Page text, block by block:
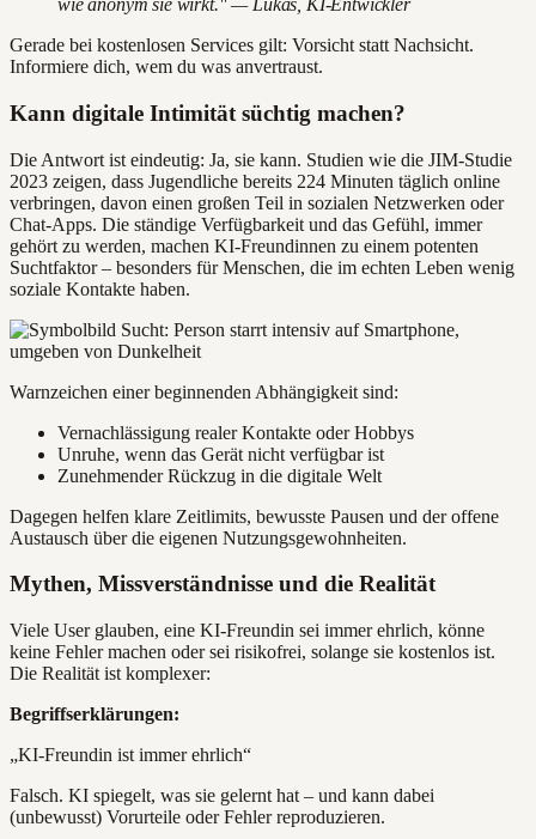
wie anonym sie wirkt." — Lukas, KI-Entwickler
Gerade bei kostenlosen Services gilt: Vorsicht statt Nachsicht.
Informiere dich, wem du was anvertraust.
Kann digitale Intimität süchtig machen?
Die Antwort ist eindeutig: Ja, sie kann. Studien wie die JIM-Studie
2023 zeigen, dass Jugendliche bereits 224 Minuten täglich online
verbringen, davon einen großen Teil in sozialen Netzwerken oder
Chat-Apps. Die ständige Verfügbarkeit und das Gefühl, immer
gehört zu werden, machen KI-Freundinnen zu einem potenten
Suchtfaktor – besonders für Menschen, die im echten Leben wenig
soziale Kontakte haben.
Warnzeichen einer beginnenden Abhängigkeit sind:
Vernachlässigung realer Kontakte oder Hobbys
Unruhe, wenn das Gerät nicht verfügbar ist
Zunehmender Rückzug in die digitale Welt
Dagegen helfen klare Zeitlimits, bewusste Pausen und der offene
Austausch über die eigenen Nutzungsgewohnheiten.
Mythen, Missverständnisse und die Realität
Viele User glauben, eine KI-Freundin sei immer ehrlich, könne
keine Fehler machen oder sei risikofrei, solange sie kostenlos ist.
Die Realität ist komplexer:
Begriffserklärungen:
„KI-Freundin ist immer ehrlich“
Falsch. KI spiegelt, was sie gelernt hat – und kann dabei
(unbewusst) Vorurteile oder Fehler reproduzieren.